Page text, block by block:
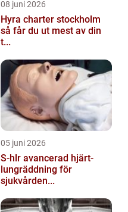
08 juni 2026
Hyra charter stockholm
så får du ut mest av din
t...
05 juni 2026
S-hlr avancerad hjärt-
lungräddning för
sjukvården...